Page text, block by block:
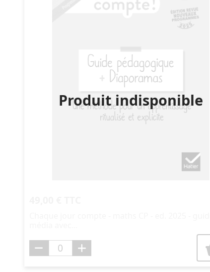
Produit indisponible